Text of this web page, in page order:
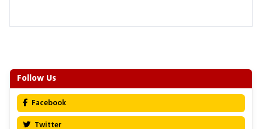
Follow Us
Facebook
Twitter